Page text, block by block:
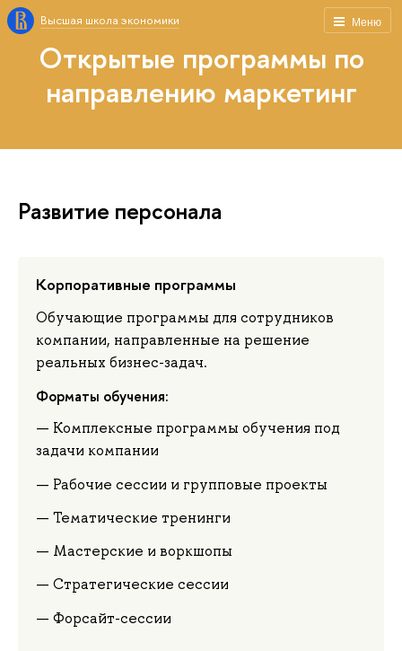
Меню
Высшая школа экономики
Открытые программы по
направлению маркетинг
Развитие персонала
Корпоративные программы
Обучающие программы для сотрудников
компании, направленные на решение
реальных бизнес-задач.
Форматы обучения:
Комплексные программы обучения под
задачи компании
Рабочие сессии и групповые проекты
Тематические тренинги
Мастерские и воркшопы
Стратегические сессии
Форсайт-сессии